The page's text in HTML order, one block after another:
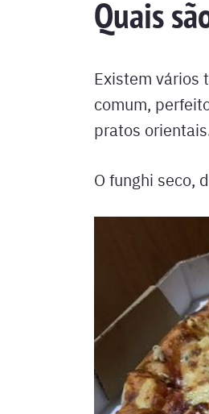
Quais
Existem vários
comum,
pratos
O funghi seco,